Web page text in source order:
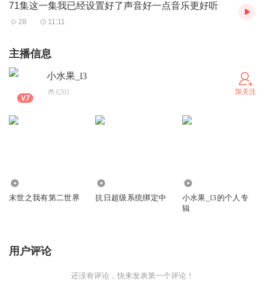
71集这一集我已经设置好了声音好一点音乐更好听
28 11:11
主播信息
小水果_l3
6261 加关注
末世之我有第二世界 抗日超级系统绑定中
小水果_l3的个人专
辑
用户评论
还没有评论，快来发表第一个评论！